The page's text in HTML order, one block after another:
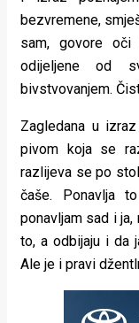
bezvremene,
sam, govore
odijeljene od
bivstvovanjem.
Zagledana u
pivom koja se
razlijeva se po
čaše. Ponavlja
ponavljam sad i
to, a odbijaju i da
Ale je i pravi